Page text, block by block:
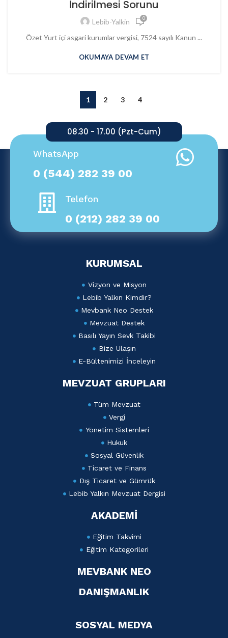
İndirilmesi Sorunu
Lebib-Yalkin 0
Özet Yurt içi asgari kurumlar vergisi, 7524 sayılı Kanun ...
OKUMAYA DEVAM ET
1 2 3 4
08.30 - 17.00 (Pzt-Cum)
WhatsApp
0 (544) 282 39 00
Telefon
0 (212) 282 39 00
KURUMSAL
Vizyon ve Misyon
Lebib Yalkın Kimdir?
Mevbank Neo Destek
Mevzuat Destek
Basılı Yayın Sevk Takibi
Bize Ulaşın
E-Bültenimizi İnceleyin
MEVZUAT GRUPLARI
Tüm Mevzuat
Vergi
Yönetim Sistemleri
Hukuk
Sosyal Güvenlik
Ticaret ve Finans
Dış Ticaret ve Gümrük
Lebib Yalkın Mevzuat Dergisi
AKADEMİ
Eğitim Takvimi
Eğitim Kategorileri
MEVBANK NEO
DANIŞMANLIK
SOSYAL MEDYA